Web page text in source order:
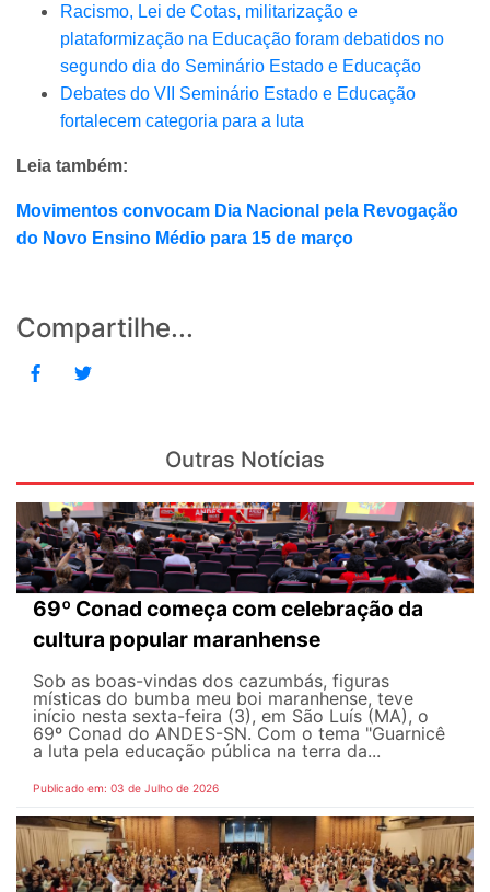
Racismo, Lei de Cotas, militarização e
plataformização na Educação foram debatidos no
segundo dia do Seminário Estado e Educação
Debates do VII Seminário Estado e Educação
fortalecem categoria para a luta
Leia também:
Movimentos convocam Dia Nacional pela Revogação
do Novo Ensino Médio para 15 de março
Compartilhe...
Outras Notícias
69º Conad começa com celebração da
cultura popular maranhense
Sob as boas-vindas dos cazumbás, figuras
místicas do bumba meu boi maranhense, teve
início nesta sexta-feira (3), em São Luís (MA), o
69º Conad do ANDES-SN. Com o tema "Guarnicê
a luta pela educação pública na terra da...
Publicado em: 03 de Julho de 2026